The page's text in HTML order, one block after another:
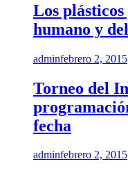
Los
humano y
adminfebrero 2, 2015
Torneo del
fecha
adminfebrero 2, 2015